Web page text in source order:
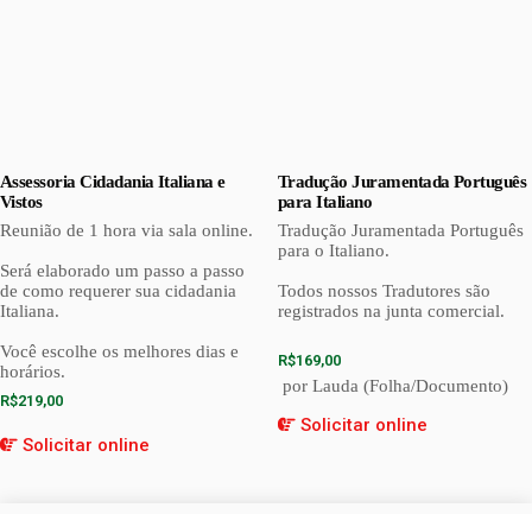
Assessoria Cidadania Italiana e
Vistos
Reunião de 1 hora via sala online.
Será elaborado um passo a passo
de como requerer sua cidadania
Italiana.
Você escolhe os melhores dias e
horários.
R$219,00
Solicitar online
Tradução Juramentada Português
para Italiano
Tradução Juramentada Português
para o Italiano.
Todos nossos Tradutores são
registrados na junta comercial.
R$169,00
por Lauda (Folha/Documento)
Solicitar online